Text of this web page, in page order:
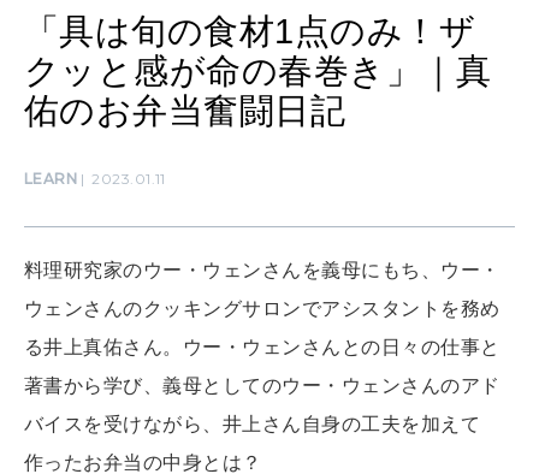
CULTURE
自分を耕す
MAGAZINE
2026年9月号「北海道 おいしく遊ぶ、夏のご褒美旅。」
「具は旬の食材1点のみ！ザ
クッと感が命の春巻き」｜真
佑のお弁当奮闘日記
LEARN 2023.01.11
料理研究家のウー・ウェンさんを義母にもち、ウー・
ウェンさんのクッキングサロンでアシスタントを務め
る井上真佑さん。ウー・ウェンさんとの日々の仕事と
著書から学び、義母としてのウー・ウェンさんのアド
バイスを受けながら、井上さん自身の工夫を加えて
作ったお弁当の中身とは？